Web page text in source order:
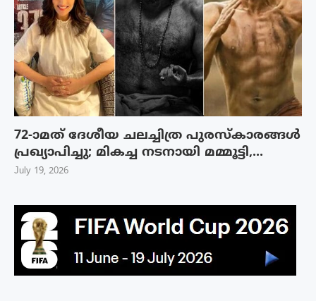
72-ാമത് ദേശീയ ചലച്ചിത്ര പുരസ്‌കാരങ്ങള്‍
പ്രഖ്യാപിച്ചു; മികച്ച നടനായി മമ്മൂട്ടി,...
July 19, 2026